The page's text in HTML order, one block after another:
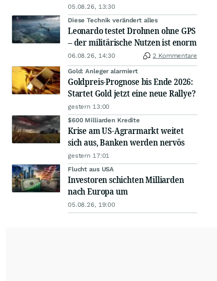
05.08.26, 13:30
Diese Technik verändert alles
Leonardo testet Drohnen ohne GPS
– der militärische Nutzen ist enorm
06.08.26, 14:30 2 Kommentare
Gold: Anleger alarmiert
Goldpreis-Prognose bis Ende 2026:
Startet Gold jetzt eine neue Rallye?
gestern 13:00
$600 Milliarden Kredite
Krise am US-Agrarmarkt weitet
sich aus, Banken werden nervös
gestern 17:01
Flucht aus USA
Investoren schichten Milliarden
nach Europa um
05.08.26, 19:00